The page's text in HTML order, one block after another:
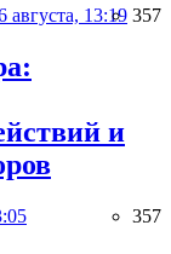
августа, 13:19 357
и
357